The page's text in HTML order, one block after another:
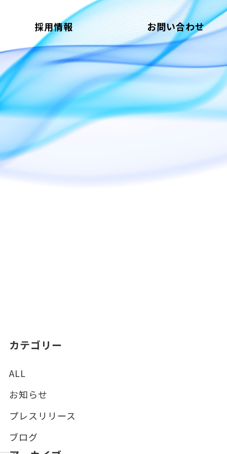
採用情報 お問い合わせ
カテゴリー
ALL
お知らせ
プレスリリース
ブログ